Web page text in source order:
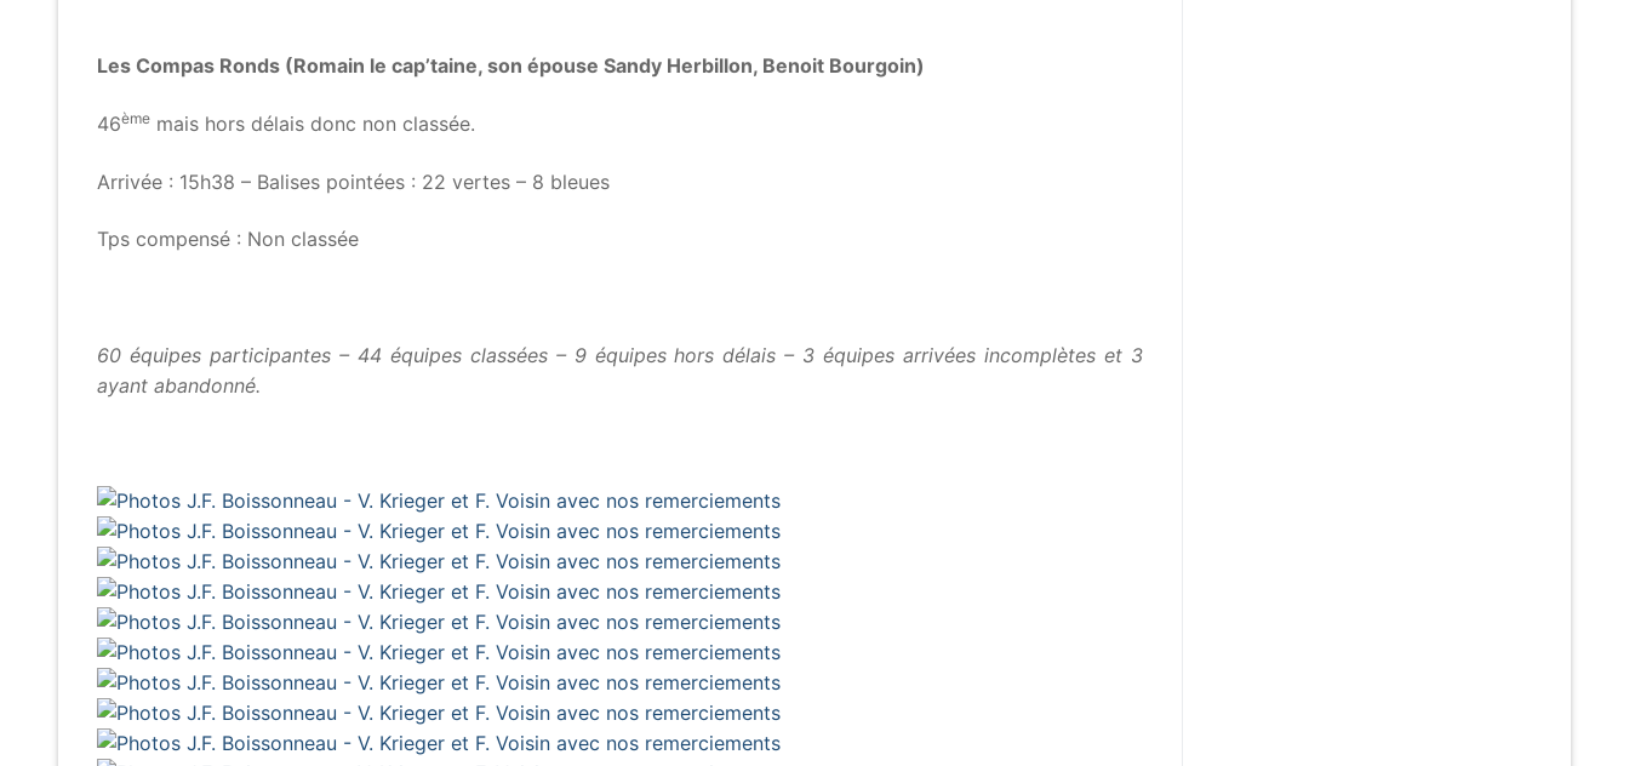
Les Compas Ronds (Romain le cap’taine, son épouse Sandy Herbillon, Benoit Bourgoin)
46ème mais hors délais donc non classée.
Arrivée : 15h38 – Balises pointées : 22 vertes – 8 bleues
Tps compensé : Non classée
60 équipes participantes – 44 équipes classées – 9 équipes hors délais – 3 équipes arrivées incomplètes et 3
ayant abandonné.